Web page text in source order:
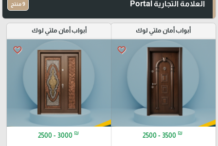
العلامة التجارية Portal 9 منتج
أبواب أمان ملتي لوك
favorite_border
2500 - 3500 ₪
أبواب أمان ملتي لوك
favorite_border
2500 - 3000 ₪